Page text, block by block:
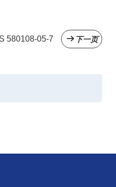
下一页
580108-05-7